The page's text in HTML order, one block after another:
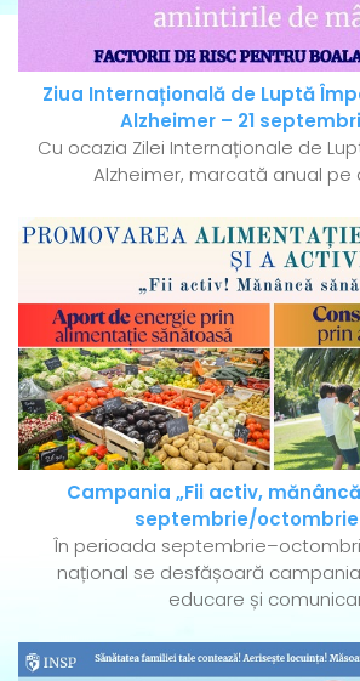
Ziua Internațională de Luptă
Alzheimer – 21
Cu ocazia Zilei Internaționale de
Alzheimer, marcată anual pe
Campania „Fii activ,
septembrie/octombrie
În perioada
național se desfășoară
educare și